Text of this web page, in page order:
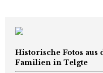
Historische Fotos
Familien in Telgte